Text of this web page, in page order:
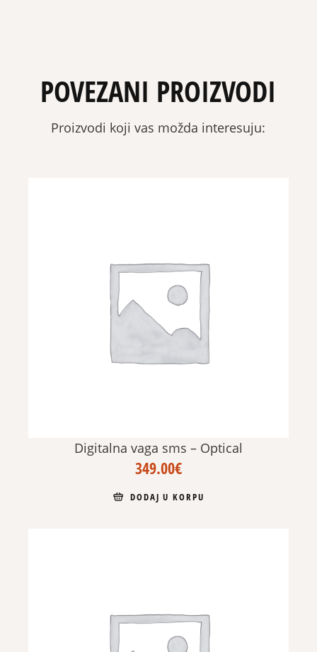
POVEZANI PROIZVODI
Proizvodi koji vas možda interesuju:
Digitalna vaga sms – Optical
349.00€
DODAJ U KORPU